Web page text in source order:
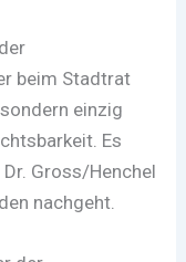
beim Stadtrat
einzig
Es
Gross/Henchel
nachgeht.